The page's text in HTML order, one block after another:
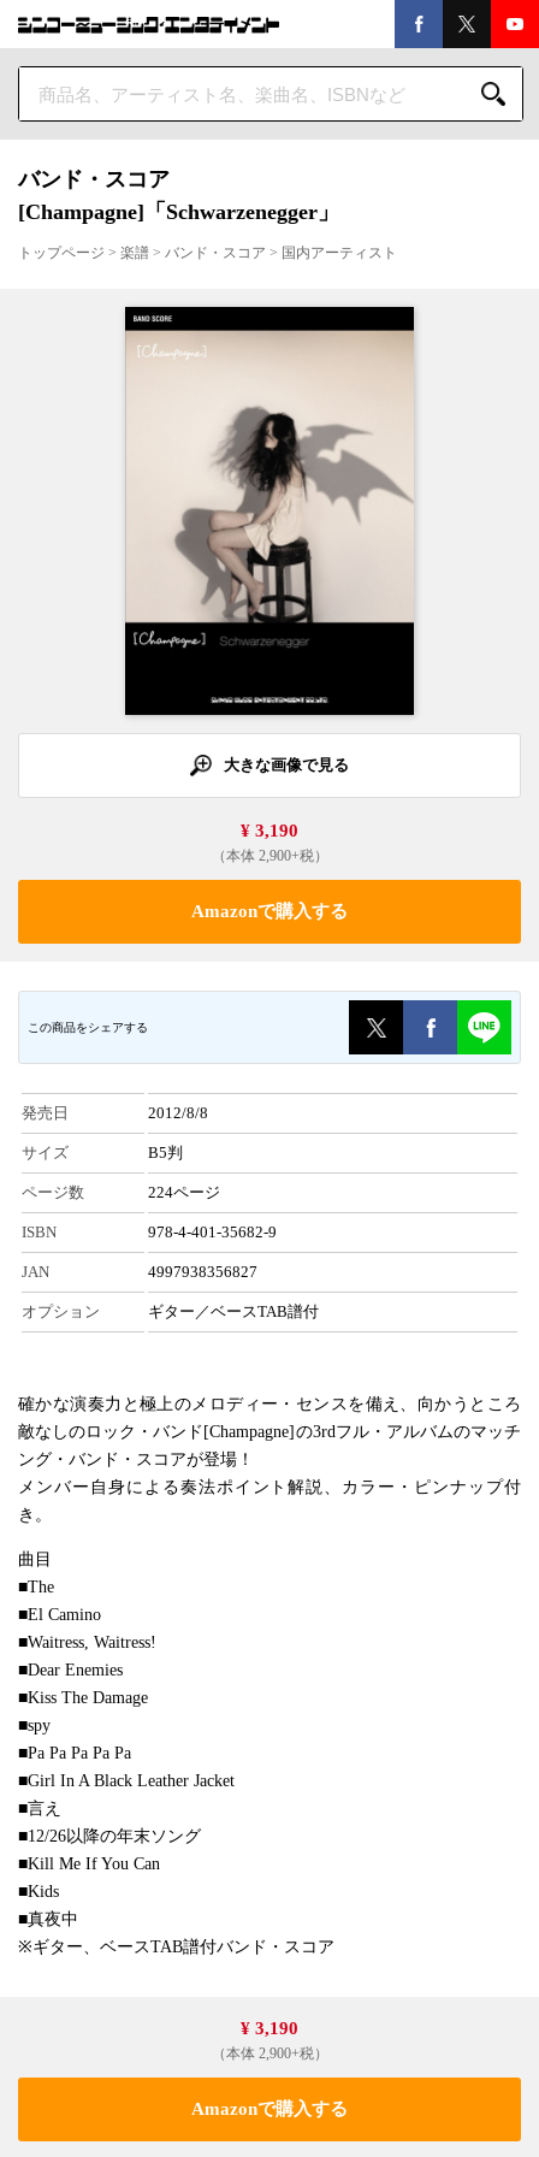
バンド・スコア
[Champagne]「Schwarzenegger」
トップページ > 楽譜 > バンド・スコア > 国内アーティスト
大きな画像で見る
¥ 3,190
（本体 2,900+税）
Amazonで購入する
この商品をシェアする
発売日 2012/8/8
サイズ B5判
ページ数 224ページ
ISBN 978-4-401-35682-9
JAN 4997938356827
オプション ギター／ベースTAB譜付
確かな演奏力と極上のメロディー・センスを備え、向かうところ
敵なしのロック・バンド[Champagne]の3rdフル・アルバムのマッチ
ング・バンド・スコアが登場！
メンバー自身による奏法ポイント解説、カラー・ピンナップ付
き。
曲目
■The
■El Camino
■Waitress, Waitress!
■Dear Enemies
■Kiss The Damage
■spy
■Pa Pa Pa Pa Pa
■Girl In A Black Leather Jacket
■言え
■12/26以降の年末ソング
■Kill Me If You Can
■Kids
■真夜中
※ギター、ベースTAB譜付バンド・スコア
¥ 3,190
（本体 2,900+税）
Amazonで購入する